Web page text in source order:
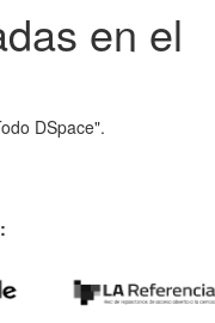
en el
DSpace".